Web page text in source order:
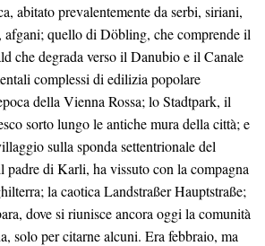
abitato prevalentemente da serbi, siriani,
quello di Döbling, che comprende il
che degrada verso il Danubio e il Canale
complessi di edilizia popolare
della Vienna Rossa; lo Stadtpark, il
sorto lungo le antiche mura della città; e
sulla sponda settentrionale del
di Karli, ha vissuto con la compagna
la caotica Landstraßer Hauptstraße;
dove si riunisce ancora oggi la comunità
solo per citarne alcuni. Era febbraio, ma